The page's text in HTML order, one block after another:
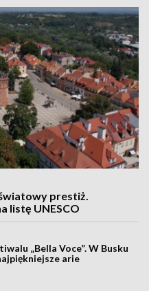
prestiż.
listę UNESCO
„Bella Voce”. W Busku
arie